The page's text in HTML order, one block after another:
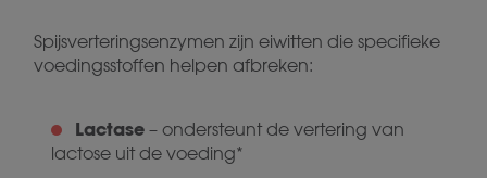
Spijsverteringsenzymen zijn eiwitten die specifieke
voedingsstoffen helpen afbreken:
Lactase – ondersteunt de vertering van
lactose uit de voeding*